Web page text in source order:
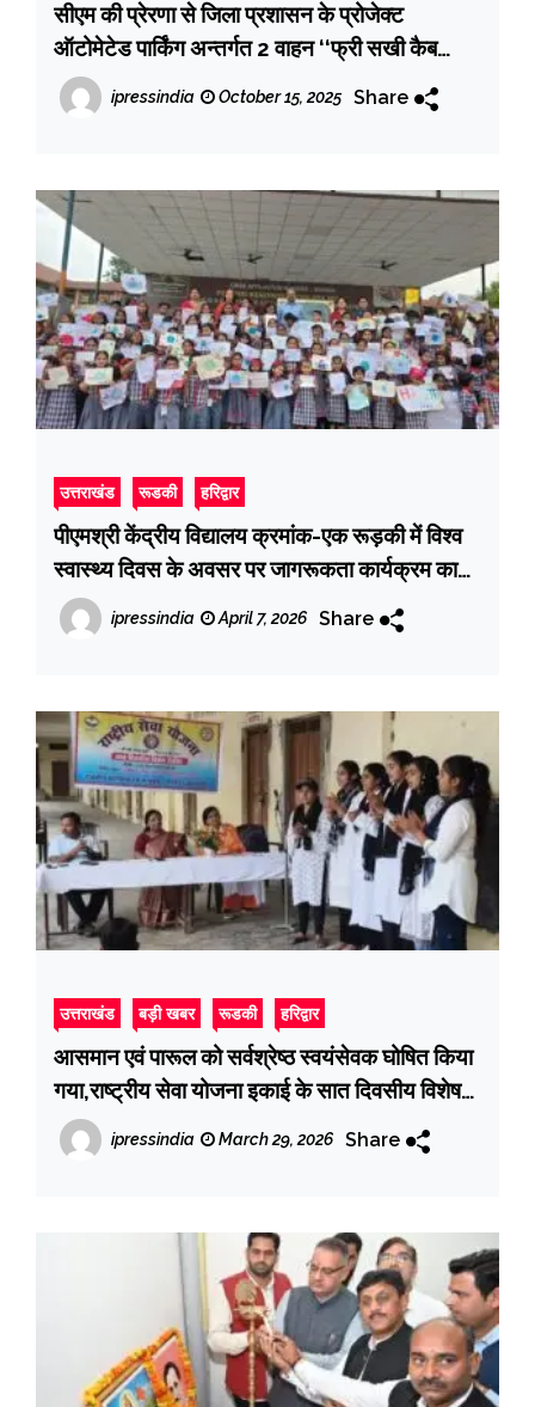
सीएम की प्रेरणा से जिला प्रशासन के प्रोजेक्ट
ऑटोमेटेड पार्किंग अन्तर्गत 2 वाहन ‘‘फ्री सखी कैब
सुविधा’’ जनमानस को समर्पित; 06 अतरिक्त सखी ईवी
वाहन जल्द; आरएफपी भी हुई अपलोड
ipressindia October 15, 2025 Share
उत्तराखंड रूडकी हरिद्वार
पीएमश्री केंद्रीय विद्यालय क्रमांक-एक रूड़की में विश्व
स्वास्थ्य दिवस के अवसर पर जागरूकता कार्यक्रम का
आयोजन
ipressindia April 7, 2026 Share
उत्तराखंड बड़ी खबर रूडकी हरिद्वार
आसमान एवं पारूल को सर्वश्रेष्ठ स्वयंसेवक घोषित किया
गया,राष्ट्रीय सेवा योजना इकाई के सात दिवसीय विशेष
शिविर का समापन
ipressindia March 29, 2026 Share